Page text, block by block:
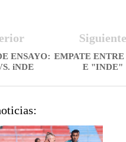
Siguiente
EMPATE
E "INDE"
ENSAYO:
iNDE